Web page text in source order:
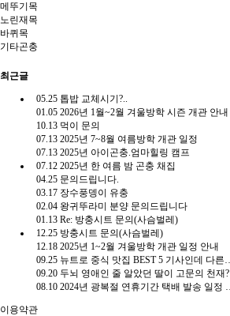
메뚜기목
노린재목
바퀴목
기타곤충
최근글
05.25 톱밥 교체시기?..
01.05 2026년 1월~2월 겨울방학 시즌 개관 안내
10.13 먹이 문의
07.13 2025년 7~8월 여름방학 개관 일정
07.13 2025년 아이곤충.엄마힐링 캠프
07.12 2025년 한 여름 밤 곤충 채집
04.25 문의드립니다.
03.17 장수풍뎅이 유충
02.04 왕귀뚜라미 분양 문의드립니다
01.13 Re: 방충시트 문의(사슴벌레)
12.25 방충시트 문의(사슴벌레)
12.18 2025년 1~2월 겨울방학 개관 일정 안내
09.25 뉴트로 중식 맛집 BEST 5 기사인데 다른게 더 유용함.gisa
09.20 두뇌 영애인 줄 알았던 딸이 고문의 천재?
08.10 2024년 광복절 연휴기간 택배 발송 일정 안내
이용약관